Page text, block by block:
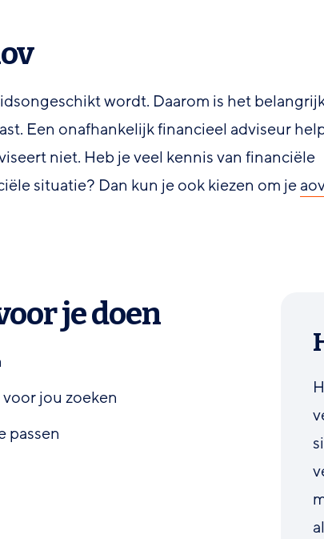
wordt. Daarom is het
Een onafhankelijk financieel adviseur
niet. Heb je veel kennis van financiële
situatie? Dan kun je ook kiezen om je
je doen
jou zoeken
passen